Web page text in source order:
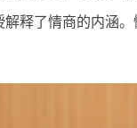
释了情商的内涵